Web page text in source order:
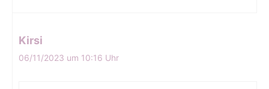
Kirsi
06/11/2023 um 10:16 Uhr